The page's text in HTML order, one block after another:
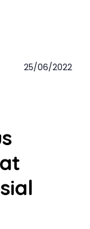
25/06/2022